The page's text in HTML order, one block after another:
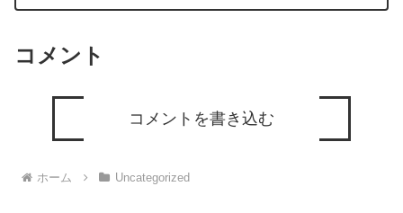
コメント
コメントを書き込む
ホーム Uncategorized